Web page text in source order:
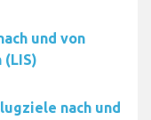
und von
(LIS)
nach und